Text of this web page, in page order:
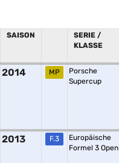
SAISON
SERIE /
KLASSE
2014 MP
Porsche
Supercup
2013 F.3
Europäische
Formel 3 Open